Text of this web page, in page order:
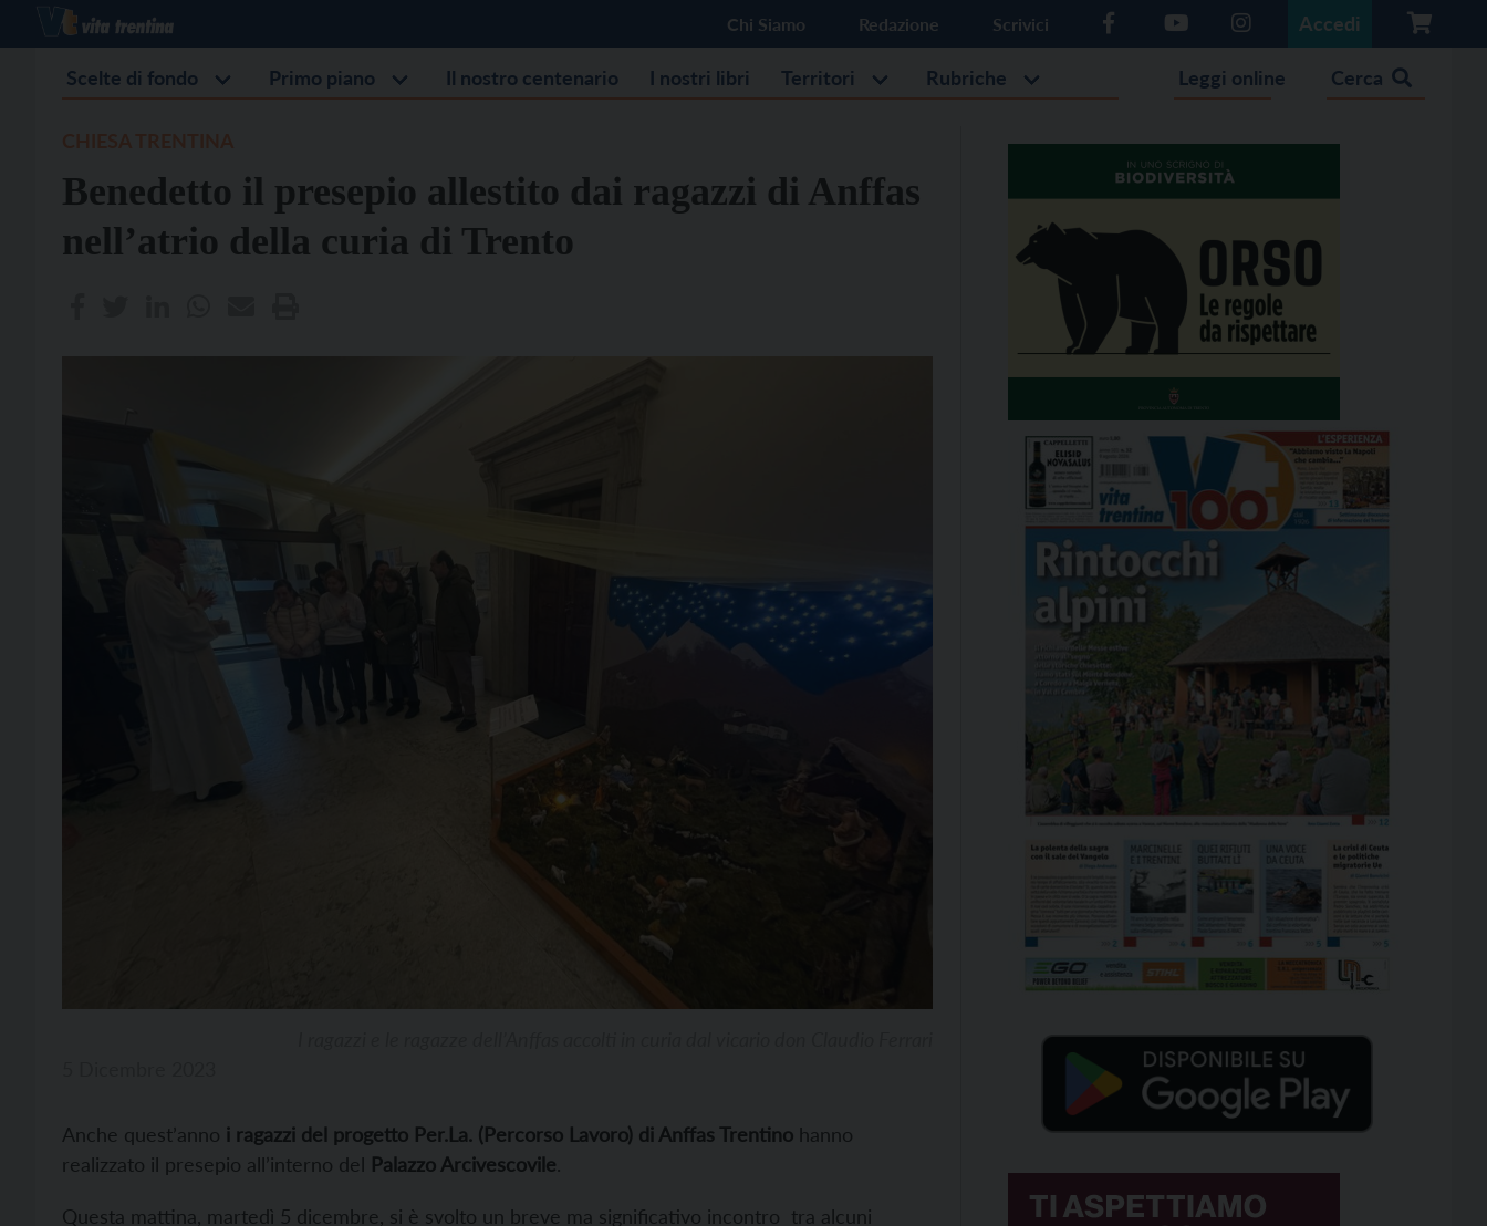
Chi Siamo Redazione Scrivici Accedi
Scelte di fondo Primo piano Il nostro centenario I nostri libri Territori Rubriche Leggi online Cerca
Benedetto il presepio allestito dai ragazzi di Anffas
nell’atrio della curia di Trento
Anche quest’anno i ragazzi del progetto Per.La. (Percorso Lavoro) di Anffas Trentino hanno
realizzato il presepio all’interno del Palazzo Arcivescovile.
Questa mattina, martedì 5 dicembre, si è svolto un breve ma significativo incontro tra alcuni